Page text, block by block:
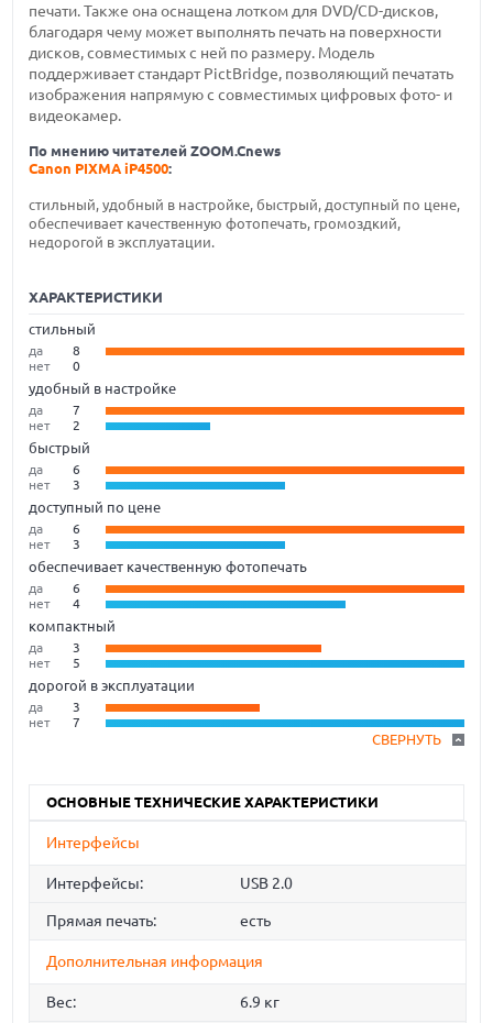
печати. Также она оснащена лотком для DVD/CD-дисков,
благодаря чему может выполнять печать на поверхности
дисков, совместимых с ней по размеру. Модель
поддерживает стандарт PictBridge, позволяющий печатать
изображения напрямую с совместимых цифровых фото- и
видеокамер.
По мнению читателей ZOOM.Cnews
Canon PIXMA iP4500:
стильный, удобный в настройке, быстрый, доступный по цене,
обеспечивает качественную фотопечать, громоздкий,
недорогой в эксплуатации.
ХАРАКТЕРИСТИКИ
стильный
да
8
нет
0
удобный в настройке
да
7
нет
2
быстрый
да
6
нет
3
доступный по цене
да
6
нет
3
обеспечивает качественную фотопечать
да
6
нет
4
компактный
да
3
нет
5
дорогой в эксплуатации
да
3
нет
7
СВЕРНУТЬ
ОСНОВНЫЕ ТЕХНИЧЕСКИЕ ХАРАКТЕРИСТИКИ
Интерфейсы
Интерфейсы: USB 2.0
Прямая печать: есть
Дополнительная информация
Вес: 6.9 кг